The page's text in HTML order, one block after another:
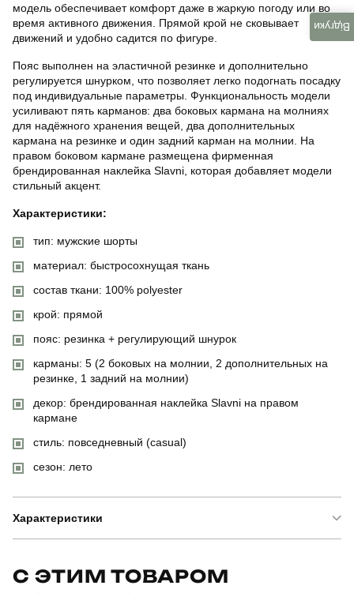
модель обеспечивает комфорт даже в жаркую погоду или во
время активного движения. Прямой крой не сковывает
движений и удобно садится по фигуре.
Пояс выполнен на эластичной резинке и дополнительно
регулируется шнурком, что позволяет легко подогнать посадку
под индивидуальные параметры. Функциональность модели
усиливают пять карманов: два боковых кармана на молниях
для надёжного хранения вещей, два дополнительных
кармана на резинке и один задний карман на молнии. На
правом боковом кармане размещена фирменная
брендированная наклейка Slavni, которая добавляет модели
стильный акцент.
Характеристики:
тип: мужские шорты
материал: быстросохнущая ткань
состав ткани: 100% polyester
крой: прямой
пояс: резинка + регулирующий шнурок
карманы: 5 (2 боковых на молнии, 2 дополнительных на
резинке, 1 задний на молнии)
декор: брендированная наклейка Slavni на правом
кармане
стиль: повседневный (casual)
сезон: лето
Характеристики
С ЭТИМ ТОВАРОМ
Відгуки